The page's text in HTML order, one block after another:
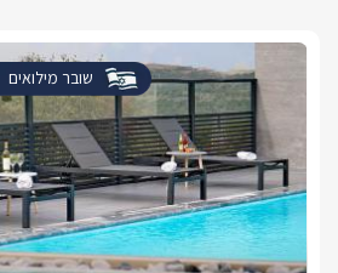
שובר מילואים